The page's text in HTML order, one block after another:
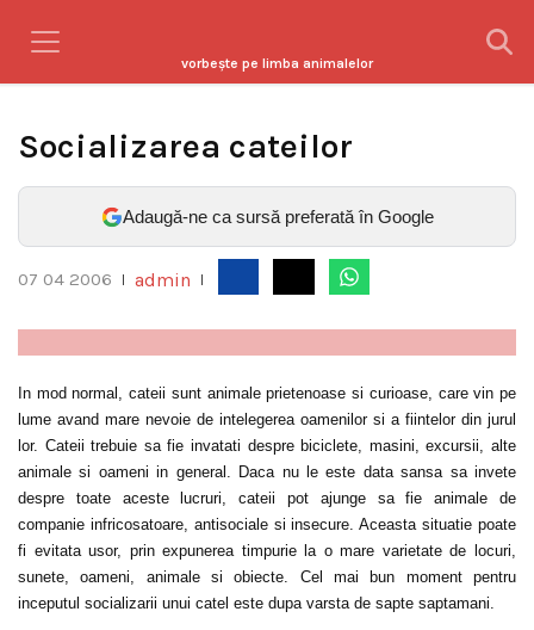
vorbeşte pe limba animalelor
Socializarea cateilor
Adaugă-ne ca sursă preferată în Google
07 04 2006 admin
In mod normal, cateii sunt animale prietenoase si curioase, care vin pe
lume avand mare nevoie de intelegerea oamenilor si a fiintelor din jurul
lor. Cateii trebuie sa fie invatati despre biciclete, masini, excursii, alte
animale si oameni in general. Daca nu le este data sansa sa invete
despre toate aceste lucruri, cateii pot ajunge sa fie animale de
companie infricosatoare, antisociale si insecure. Aceasta situatie poate
fi evitata usor, prin expunerea timpurie la o mare varietate de locuri,
sunete, oameni, animale si obiecte. Cel mai bun moment pentru
inceputul socializarii unui catel este dupa varsta de sapte saptamani.